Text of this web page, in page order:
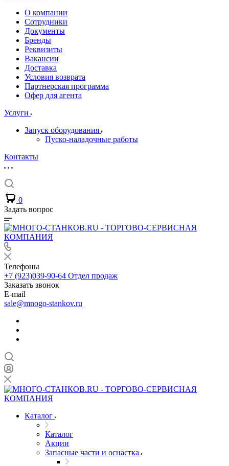
О компании
Сотрудники
Документы
Бренды
Реквизиты
Вакансии
Доставка
Условия возврата
Партнерская программа
Офер для агента
Услуги
Запуск оборудования
Пуско-наладочные работы
Контакты
0
Задать вопрос
Телефоны
+7 (923)039-90-64 Отдел продаж
Заказать звонок
E-mail
sale@mnogo-stankov.ru
Каталог
Каталог
Акции
Запасные части и оснастка